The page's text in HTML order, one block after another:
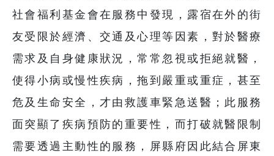
社會福利基金會在服務中發現，露宿在外的街
友受限於經濟、交通及心理等因素，對於醫療
需求及自身健康狀況，常常忽視或拒絕就醫，
使得小病或慢性疾病，拖到嚴重或重症，甚至
危及生命安全，才由救護車緊急送醫；此服務
面突顯了疾病預防的重要性，而打破就醫限制
需要透過主動性的服務，屏縣府因此結合屏東